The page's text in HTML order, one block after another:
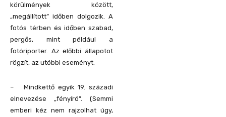
körülmények között,
„megállított” időben dolgozik. A
fotós térben és időben szabad,
pergős, mint például a
fotóriporter. Az előbbi állapotot
rögzít, az utóbbi eseményt.
– Mindkettő egyik 19. századi
elnevezése „fényíró”. (Semmi
emberi kéz nem rajzolhat úgy,